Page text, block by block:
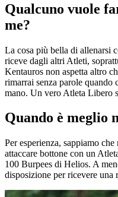
Qualcuno vuole
me?
La cosa più bella di allenarsi
riceve dagli altri Atleti,
Kentauros non aspetta altro
rimarrai senza parole quando
mano. Un vero Atleta Libero
Quando è meglio
Per esperienza, sappiamo
attaccare bottone con un
100 Burpees di Helios. A
disposizione per ricevere una